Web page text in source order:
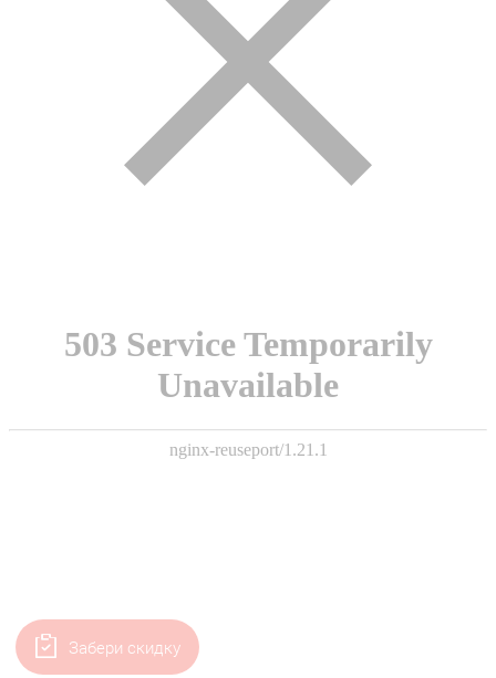
Забери скидку